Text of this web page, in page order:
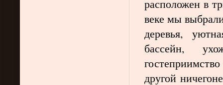
расположен в
веке мы
деревья,
бассейн,
другой